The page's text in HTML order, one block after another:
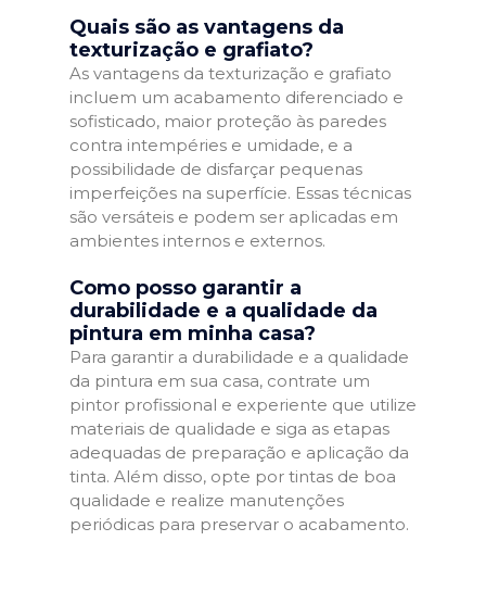
Quais são as vantagens da
texturização e grafiato?
As vantagens da texturização e grafiato
incluem um acabamento diferenciado e
sofisticado, maior proteção às paredes
contra intempéries e umidade, e a
possibilidade de disfarçar pequenas
imperfeições na superfície. Essas técnicas
são versáteis e podem ser aplicadas em
ambientes internos e externos.
Como posso garantir a
durabilidade e a qualidade da
pintura em minha casa?
Para garantir a durabilidade e a qualidade
da pintura em sua casa, contrate um
pintor profissional e experiente que utilize
materiais de qualidade e siga as etapas
adequadas de preparação e aplicação da
tinta. Além disso, opte por tintas de boa
qualidade e realize manutenções
periódicas para preservar o acabamento.